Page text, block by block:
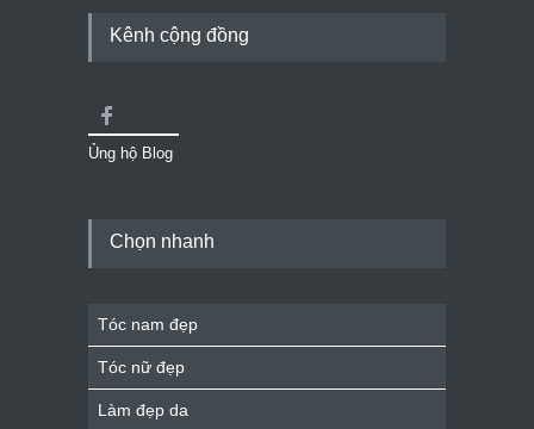
Kênh cộng đồng
Ủng hộ Blog
Chọn nhanh
Tóc nam đẹp
Tóc nữ đẹp
Làm đẹp da